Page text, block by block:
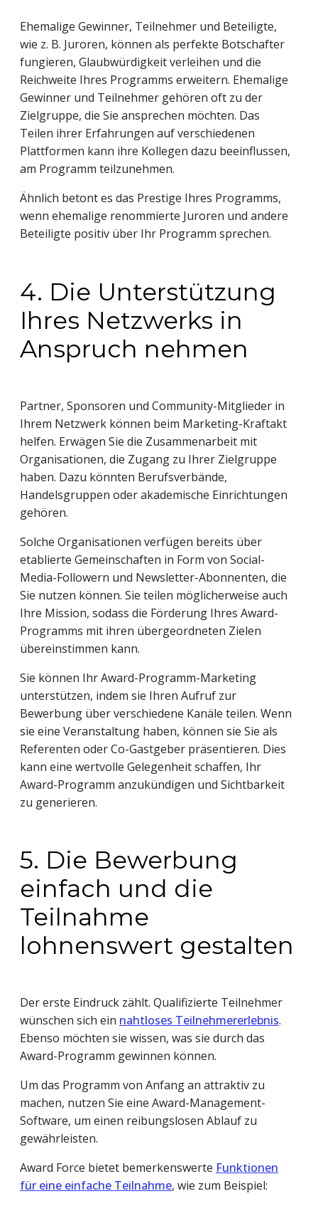
Ehemalige Gewinner, Teilnehmer und Beteiligte,
wie z. B. Juroren, können als perfekte Botschafter
fungieren, Glaubwürdigkeit verleihen und die
Reichweite Ihres Programms erweitern. Ehemalige
Gewinner und Teilnehmer gehören oft zu der
Zielgruppe, die Sie ansprechen möchten. Das
Teilen ihrer Erfahrungen auf verschiedenen
Plattformen kann ihre Kollegen dazu beeinflussen,
am Programm teilzunehmen.
Ähnlich betont es das Prestige Ihres Programms,
wenn ehemalige renommierte Juroren und andere
Beteiligte positiv über Ihr Programm sprechen.
4. Die Unterstützung
Ihres Netzwerks in
Anspruch nehmen
Partner, Sponsoren und Community-Mitglieder in
Ihrem Netzwerk können beim Marketing-Kraftakt
helfen. Erwägen Sie die Zusammenarbeit mit
Organisationen, die Zugang zu Ihrer Zielgruppe
haben. Dazu könnten Berufsverbände,
Handelsgruppen oder akademische Einrichtungen
gehören.
Solche Organisationen verfügen bereits über
etablierte Gemeinschaften in Form von Social-
Media-Followern und Newsletter-Abonnenten, die
Sie nutzen können. Sie teilen möglicherweise auch
Ihre Mission, sodass die Förderung Ihres Award-
Programms mit ihren übergeordneten Zielen
übereinstimmen kann.
Sie können Ihr Award-Programm-Marketing
unterstützen, indem sie Ihren Aufruf zur
Bewerbung über verschiedene Kanäle teilen. Wenn
sie eine Veranstaltung haben, können sie Sie als
Referenten oder Co-Gastgeber präsentieren. Dies
kann eine wertvolle Gelegenheit schaffen, Ihr
Award-Programm anzukündigen und Sichtbarkeit
zu generieren.
5. Die Bewerbung
einfach und die
Teilnahme
lohnenswert gestalten
Der erste Eindruck zählt. Qualifizierte Teilnehmer
wünschen sich ein nahtloses Teilnehmererlebnis.
Ebenso möchten sie wissen, was sie durch das
Award-Programm gewinnen können.
Um das Programm von Anfang an attraktiv zu
machen, nutzen Sie eine Award-Management-
Software, um einen reibungslosen Ablauf zu
gewährleisten.
Award Force bietet bemerkenswerte Funktionen
für eine einfache Teilnahme, wie zum Beispiel: